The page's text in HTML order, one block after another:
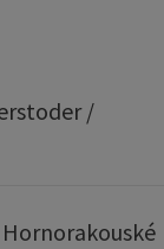
/